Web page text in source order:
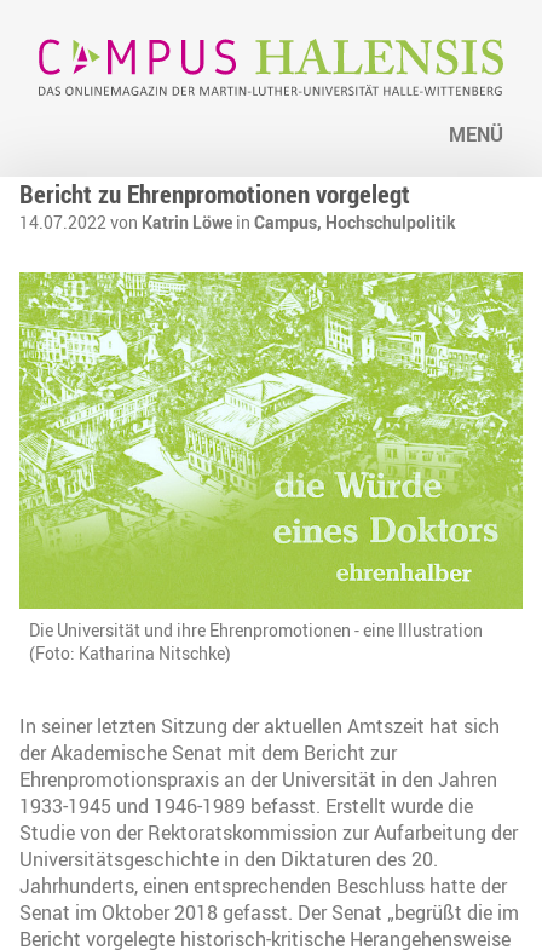
MENÜ
Bericht zu Ehrenpromotionen vorgelegt
14.07.2022 von Katrin Löwe in Campus, Hochschulpolitik
Die Universität und ihre Ehrenpromotionen - eine Illustration
(Foto: Katharina Nitschke)
In seiner letzten Sitzung der aktuellen Amtszeit hat sich
der Akademische Senat mit dem Bericht zur
Ehrenpromotionspraxis an der Universität in den Jahren
1933-1945 und 1946-1989 befasst. Erstellt wurde die
Studie von der Rektoratskommission zur Aufarbeitung der
Universitätsgeschichte in den Diktaturen des 20.
Jahrhunderts, einen entsprechenden Beschluss hatte der
Senat im Oktober 2018 gefasst. Der Senat „begrüßt die im
Bericht vorgelegte historisch-kritische Herangehensweise